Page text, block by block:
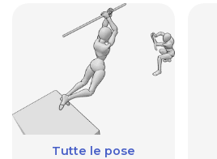
Tutte le pose